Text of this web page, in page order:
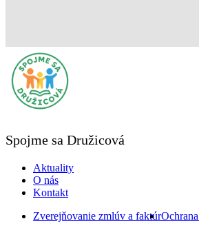
Spojme sa Družicová
Aktuality
O nás
Kontakt
Zverejňovanie zmlúv a faktúr